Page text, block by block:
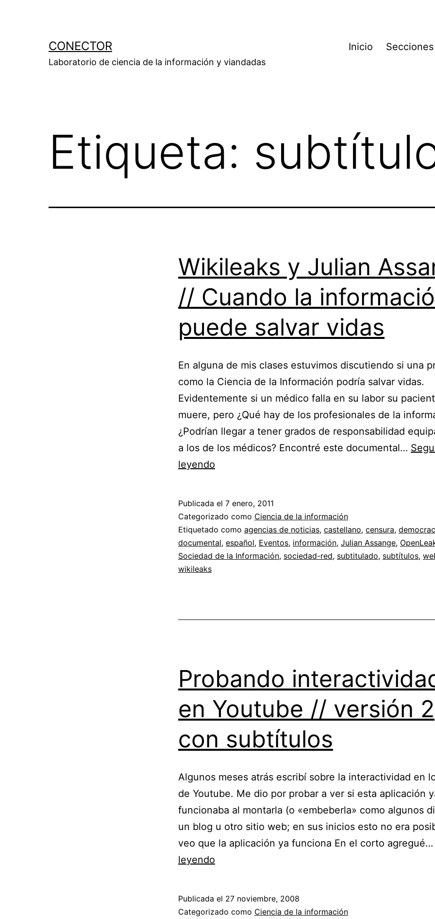
CONECTOR
Laboratorio de ciencia de la información y viandadas
Inicio Secciones
Etiqueta:
Wikileaks y Julian
// Cuando la
puede salvar vidas
En alguna de mis clases estuvimos discutiendo si una
como la Ciencia de la Información podría salvar vidas.
Evidentemente si un médico falla en su labor su
muere, pero ¿Qué hay de los profesionales de la
¿Podrían llegar a tener grados de responsabilidad
a los de los médicos? Encontré este documental…
leyendo
Assange
//
Cuando
la
Publicada el 7 enero, 2011
Categorizado como Ciencia de la información
Etiquetado como agencias de noticias, castellano, censura,
documental, español, Eventos, información, Julian Assange,
Sociedad de la Información, sociedad-red, subtitulado, subtítulos,
wikileaks
Probando
en Youtube // versión 2
con subtítulos
Algunos meses atrás escribí sobre la interactividad en
de Youtube. Me dio por probar a ver si esta aplicación
funcionaba al montarla (o «embeberla» como algunos
un blog u otro sitio web; en sus inicios esto no era
veo que la aplicación ya funciona En el corto agregué…
leyendo
Youtube
Publicada el 27 noviembre, 2008
Categorizado como Ciencia de la información